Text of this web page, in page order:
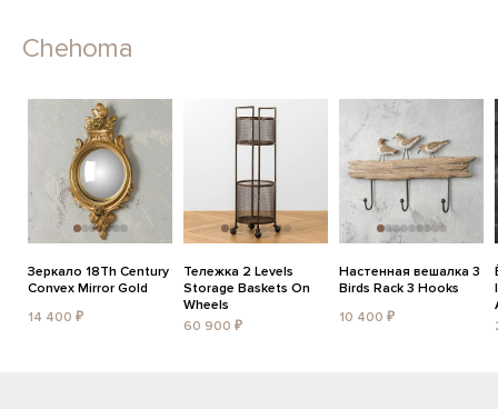
Chehoma
Зеркало 18Th Century
Convex Mirror Gold
14 400 ₽
Тележка 2 Levels
Storage Baskets On
Wheels
60 900 ₽
Настенная вешалка 3
Birds Rack 3 Hooks
10 400 ₽